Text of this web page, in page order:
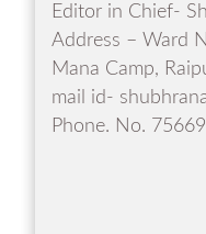
Editor in Chief-
Address – Ward
Mana Camp,
mail id-
Phone. No.